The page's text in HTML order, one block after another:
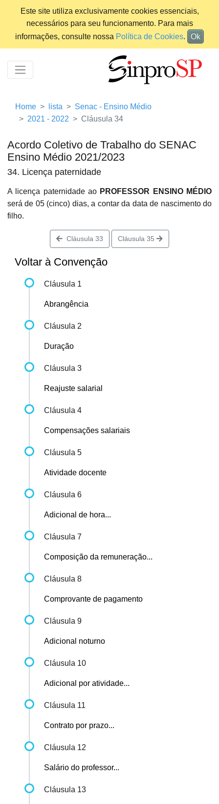
Este site utiliza exclusivamente cookies essenciais,
necessários para seu funcionamento. Para mais
informações, consulte nossa Política de Cookies. Ok
Home lista
Senac - Ensino Médio
2021 - 2022
Cláusula 34
Acordo Coletivo de Trabalho do SENAC
Ensino Médio 2021/2023
34. Licença paternidade
A licença paternidade ao PROFESSOR ENSINO MÉDIO
será de 05 (cinco) dias, a contar da data de nascimento do
filho.
Cláusula 33 Cláusula 35
Voltar à Convenção
Cláusula 1
Abrangência
Cláusula 2
Duração
Cláusula 3
Reajuste salarial
Cláusula 4
Compensações salariais
Cláusula 5
Atividade docente
Cláusula 6
Adicional de hora...
Cláusula 7
Composição da remuneração...
Cláusula 8
Comprovante de pagamento
Cláusula 9
Adicional noturno
Cláusula 10
Adicional por atividade...
Cláusula 11
Contrato por prazo...
Cláusula 12
Salário do professor...
Cláusula 13